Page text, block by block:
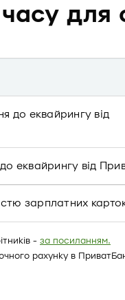
для
до еквайрингу від
еквайрингу від
зарплатних
- за посиланням.
рахунку в